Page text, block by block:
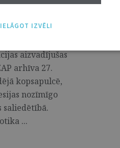
aizvadījušas
arhīva 27.
kopsapulcē,
nozīmīgo
saliedētībā.
...
IZVĒLI